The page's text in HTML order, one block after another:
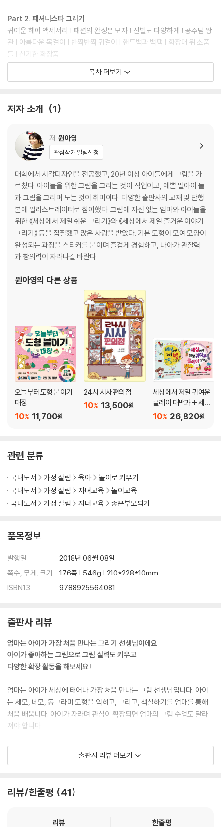
Part 2. 패셔니스타 그리기
귀여운 헤어 액세서리 | 패션의 완성은 모자 | 신발도 다양하게 | 공주님 왕
관 | 아름다운 목걸이 | 반짝반짝 귀걸이 | 핸드백과 백팩 | 화장대 위 소품
들 | 신기한 화장품
겨스케이팅 | 크리스마스 산타 패션 | 스포츠 룩 | 웨딩드레스
Part 4. 아름다운 동화 나라
백설공주와 일곱 난쟁이 | 신데렐라와 호박 마차 | 이상한 나라의 앨리스 |
인어공주의 바닷속 | 탑에 갇힌 라푼젤 | 피터팬과 팅커벨 | 빨간 모자야 어
디 가니 | 빨강 머리 앤 | 왕자님과 성
Part 5. 소란스러운 상상 나라
귀여운 아기 천사 | 호호호 겨울 요정 | 나는야 꼬마 마녀 | 깜찍한 봄의 요
정 | 파워 슈퍼걸 | 산타와 루돌프 | 심술쟁이 작은 악마 | 앙큼상큼 과일 나
라 | 으스스 아가 유령 | 귀여운 로봇
Part 6. 세계의 예쁜 옷
| 북극의 에스키모 | 스페인 플라멩코 드레스 | 멕시코 판초 | 인도 사리 | 베
트남 아오자이 | 일본 기모노 | 중국 치파오
달콤달콤 베이커리 | 축하할 때는 케이크 | 알록달록 캔디와 초콜릿 | 시원
한 아이스크림 | 도넛과 주스 | 편의점 음료 | 맛있는 브런치
Part 8. 동물 친구 그리기
두 가지로 그리기 | 풀숲에는 누가 있을까? | 귀여운 물고기 | 바다 밑 친구
상상 숲속 친구들 2 | 상상 숲속 친구들 3 | 상상 숲속 친구들 4 | 나만의 숲
| 예쁜 꽃밭 만들기
목차 더보기
저자 소개 1
저 원아영
관심작가 알림신청
대학에서 시각디자인을 전공했고, 20년 이상 아이들에게 그림을 가
르쳤다. 아이들을 위한 그림을 그리는 것이 직업이고, 예쁜 딸아이 둘
과 그림을 그리며 노는 것이 취미이다. 다양한 출판사의 교재 및 단행
본에 일러스트레이터로 참여했다. 그림에 자신 없는 엄마와 아이들을
위한 《세상에서 제일 쉬운 그리기》와 《세상에서 제일 즐거운 이야기
그리기》 등을 집필했고 많은 사랑을 받았다. 기본 도형이 모여 모양이
완성되는 과정을 스티커를 붙이며 즐겁게 경험하고, 나아가 관찰력
과 창의력이 자라나길 바란다.
원아영의 다른 상품
오늘부터 도형 붙이기
대장
11,700원
10%
24시 시사 편의점
13,500원
10%
세상에서 제일 귀여운
클레이 대백과 + 세상
에서 제일 쉬운 그림 그
26,820원
10%
관련 분류
국내도서 가정 살림 육아
놀이로 키우기
국내도서
가정 살림 자녀교육
놀이교육
국내도서
가정 살림 자녀교육 좋은부모되기
품목정보
발행일
2018년 06월 08일
쪽수, 무게, 크기
176쪽 | 546g | 210*228*10mm
ISBN13
9788925564081
출판사 리뷰
엄마는 아이가 가장 처음 만나는 그리기 선생님이에요
아이가 좋아하는 그림으로 그림 실력도 키우고
다양한 확장 활동을 해보세요!
엄마는 아이가 세상에 태어나 가장 처음 만나는 그림 선생님입니다. 아이
는 세모, 네모, 동그라미 도형을 익히고, 그리고, 색칠하기를 엄마를 통해
처음 배웁니다. 아이가 자라며 관심이 확장되면 엄마의 그림 수업도 달라
져야 합니다.
백설공주, 신데렐라, 예쁜 케이크, 반짝이는 액세서리, 귀여운 동물들 등
모든 아이들에게 익숙한 소재지만 막상 그리려고 하면 막막하고 어려운 예
가 좋아하는 그림을 쉽게 그려줄 수 있고, 아이는 자기가 좋아하는 그림을
출판사 리뷰 더보기
리뷰/한줄평 41
리뷰 한줄평